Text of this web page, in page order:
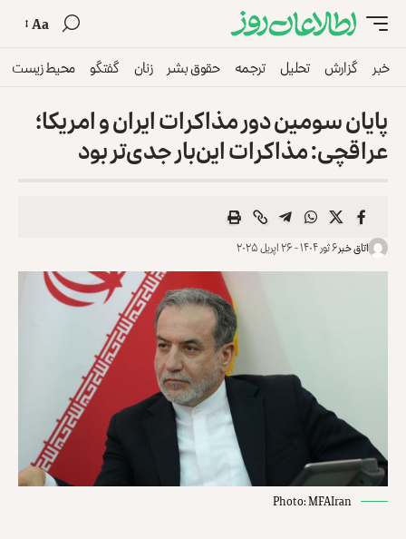
Aa
خبر گزارش تحلیل ترجمه حقوق بشر زنان گفتگو محیط زیست
پایان سومین دور مذاکرات ایران و امریکا؛
عراقچی: مذاکرات این‌بار جدی‌تر بود
اتاق خبر۶ ثور ۱۴۰۴ - ۲۶ اپریل ۲۰۲۵
Photo: MFAIran